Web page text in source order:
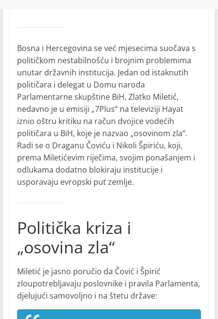
Bosna i Hercegovina se već mjesecima suočava s
političkom nestabilnošću i brojnim problemima
unutar državnih institucija. Jedan od istaknutih
političara i delegat u Domu naroda
Parlamentarne skupštine BiH, Zlatko Miletić,
nedavno je u emisiji „7Plus“ na televiziji Hayat
iznio oštru kritiku na račun dvojice vodećih
političara u BiH, koje je nazvao „osovinom zla“.
Radi se o Draganu Čoviću i Nikoli Špiriću, koji,
prema Miletićevim riječima, svojim ponašanjem i
odlukama dodatno blokiraju institucije i
usporavaju evropski put zemlje.
Politička kriza i
„osovina zla“
Miletić je jasno poručio da Čović i Špirić
zloupotrebljavaju poslovnike i pravila Parlamenta,
djelujući samovoljno i na štetu države: